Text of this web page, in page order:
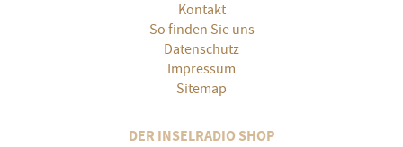
Kontakt
So finden Sie uns
Datenschutz
Impressum
Sitemap
DER INSELRADIO SHOP